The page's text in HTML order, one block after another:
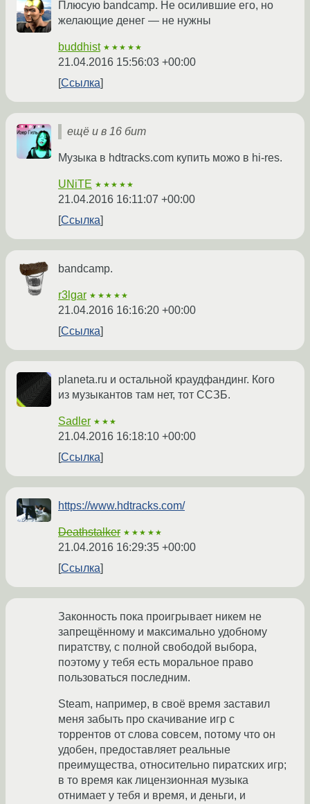
Плюсую bandcamp. Не осилившие его, но
желающие денег — не нужны
buddhist ★★★★★
21.04.2016 15:56:03 +00:00
Ссылка
ещё и в 16 бит
Музыка в hdtracks.com купить можо в hi-res.
UNiTE ★★★★★
21.04.2016 16:11:07 +00:00
Ссылка
bandcamp.
r3lgar ★★★★★
21.04.2016 16:16:20 +00:00
Ссылка
planeta.ru и остальной краудфандинг. Кого
из музыкантов там нет, тот ССЗБ.
Sadler ★★★
21.04.2016 16:18:10 +00:00
Ссылка
https://www.hdtracks.com/
Deathstalker ★★★★★
21.04.2016 16:29:35 +00:00
Ссылка
Законность пока проигрывает никем не
запрещённому и максимально удобному
пиратству, с полной свободой выбора,
поэтому у тебя есть моральное право
пользоваться последним.
Steam, например, в своё время заставил
меня забыть про скачивание игр с
торрентов от слова совсем, потому что он
удобен, предоставляет реальные
преимущества, относительно пиратских игр;
в то время как лицензионная музыка
отнимает у тебя и время, и деньги, и